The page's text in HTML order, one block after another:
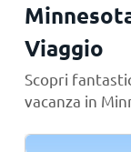
Viaggio
Scopri
vacanza in